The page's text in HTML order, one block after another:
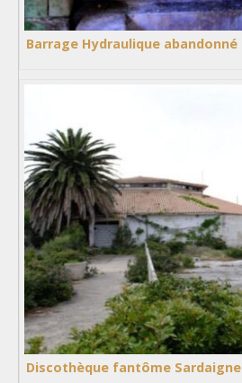
Barrage Hydraulique abandonné
Discothèque fantôme Sardaigne